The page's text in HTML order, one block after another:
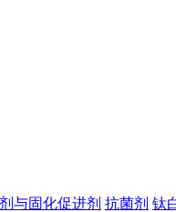
与固化促进剂 抗菌剂 钛